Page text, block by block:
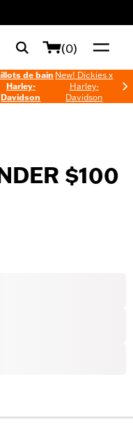
(0)
de bain
Harley-
Davidson
New! Dickies x
Harley-
Davidson
$100